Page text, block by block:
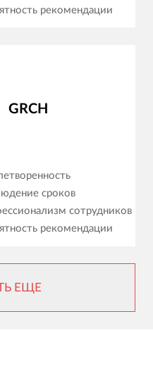
рекомендации
GRCH
сроков
сотрудников
рекомендации
ЕЩЕ